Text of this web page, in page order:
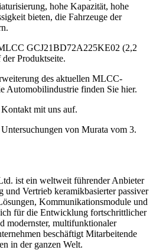
hohe Kapazität, hohe
bieten, die Fahrzeuge der
GCJ21BD72A225KE02 (2,2
Produktseite.
des aktuellen MLCC-
Automobilindustrie finden Sie hier.
mit uns auf.
von Murata vom 3.
ist ein weltweit führender Anbieter
Vertrieb keramikbasierter passiver
Kommunikationsmodule und
für die Entwicklung fortschrittlicher
modernster, multifunktionaler
beschäftigt Mitarbeitende
in der ganzen Welt.